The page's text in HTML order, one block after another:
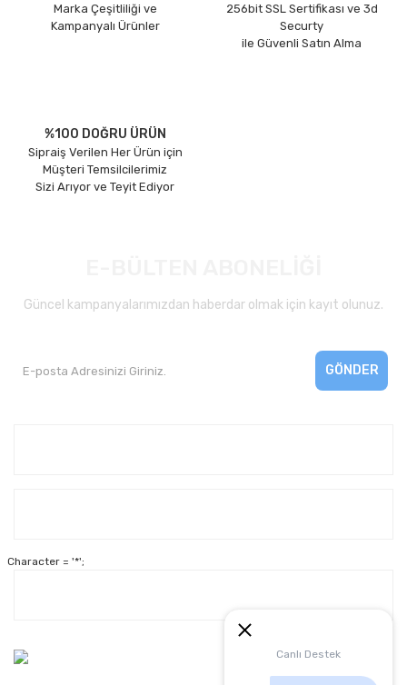
Canlı Destek
Marka Çeşitliliği ve
Kampanyalı Ürünler
256bit SSL Sertifikası ve 3d
Securty
ile Güvenli Satın Alma
%100 DOĞRU ÜRÜN
Sipraiş Verilen Her Ürün için
Müşteri Temsilcilerimiz
Sizi Arıyor ve Teyit Ediyor
Güncel kampanyalarımızdan haberdar olmak için kayıt olunuz.
GÖNDER
Character = '*';